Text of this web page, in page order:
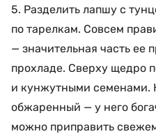
5. Разделить лапшу с
по тарелкам. Совсем
— значительная часть ее
прохладе. Сверху щедро
и кунжутными семенами.
обжаренный — у него
можно приправить